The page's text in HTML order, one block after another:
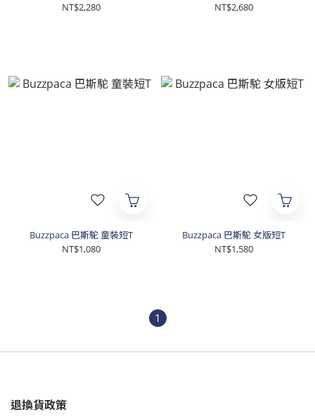
NT$2,280
NT$2,680
Buzzpaca 巴斯駝 童裝短T
NT$1,080
Buzzpaca 巴斯駝 女版短T
NT$1,580
1
退換貨政策